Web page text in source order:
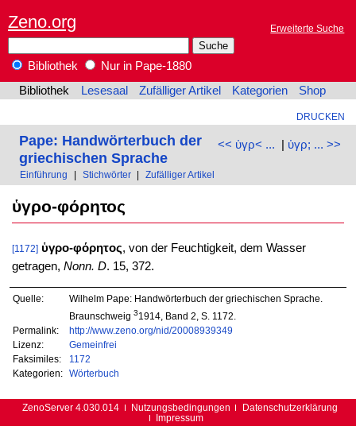
Zeno.org Erweiterte Suche
Bibliothek
Nur in Pape-1880
Bibliothek
Lesesaal Zufälliger Artikel Kategorien Shop
DRUCKEN
<< ὑγρ< ... | ὑγρ; ... >>
Pape: Handwörterbuch der
griechischen Sprache
Einführung Stichwörter Zufälliger Artikel
ὑγρο-φόρητος
[1172] ὑγρο-φόρητος, von der Feuchtigkeit, dem Wasser
getragen, Nonn. D. 15, 372.
Quelle:
Wilhelm Pape: Handwörterbuch der griechischen Sprache.
Braunschweig 31914, Band 2, S. 1172.
Permalink:
http://www.zeno.org/nid/20008939349
Lizenz:
Gemeinfrei
Faksimiles:
1172
Kategorien:
Wörterbuch
ZenoServer 4.030.014 Nutzungsbedingungen
Datenschutzerklärung
Impressum